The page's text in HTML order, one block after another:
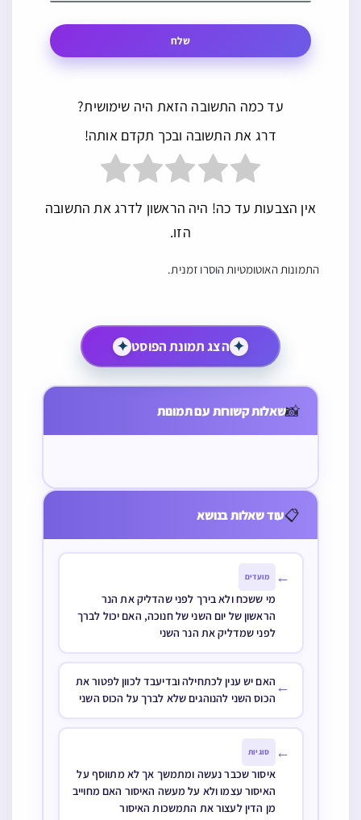
שלח
עד כמה התשובה הזאת היה שימושית?
דרג את התשובה ובכך תקדם אותה!
אין הצבעות עד כה! היה הראשון לדרג את התשובה
הזו.
התמונות האוטומטיות הוסרו זמנית.
✦ הצג תמונת הפוסט ✦
📸שאלות קשורות עם תמונות
היה מותר לשרוף
שני
אדם שסועד שוב
מיד לאחר ברכת
המזון או אוכל
במשקה או
מתפלל האם
ידיו
אם טומאה
בוקעת ויורדת
היה צריך להיות
השני של כדור
ישראל לצדה
לקרוא בשמחת
שוב אחר שכבר
סיימו לגמרי
המנין הקודם
📋עוד שאלות בנושא
← מועדים
מי ששכח ולא בירך לפני שהדליק את הנר
הראשון של יום השני של חנוכה, האם יכול לברך
לפני שמדליק את הנר השני
← האם יש ענין לכתחילה ובדיעבד לכוון לפטור את
הכוס השני להנוהגים שלא לברך על הכוס השני
← סוגיות
איסור שכבר נעשה ומתמשך אך לא מתווסף על
האיסור עצמו ולא על מעשה האיסור האם מחוייב
מן הדין לעצור את התמשכות האיסור